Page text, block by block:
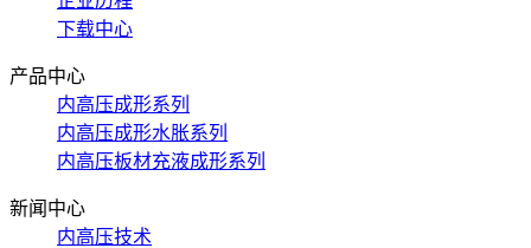
下载中心
产品中心
内高压成形系列
内高压成形水胀系列
内高压板材充液成形系列
新闻中心
内高压技术